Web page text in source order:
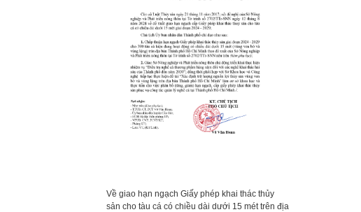
Về giao hạn ngạch Giấy phép khai thác thủy
sản cho tàu cá có chiều dài dưới 15 mét trên địa